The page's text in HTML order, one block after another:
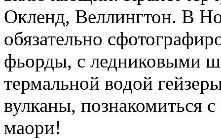
Окленд, Веллингтон. В
обязательно
фьорды, с ледниковыми
термальной водой
вулканы, познакомиться
маори!